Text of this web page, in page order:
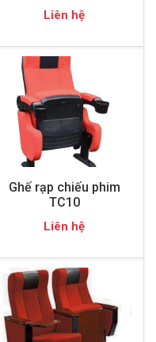
Liên hệ
Ghế rạp chiếu phim
TC10
Liên hệ